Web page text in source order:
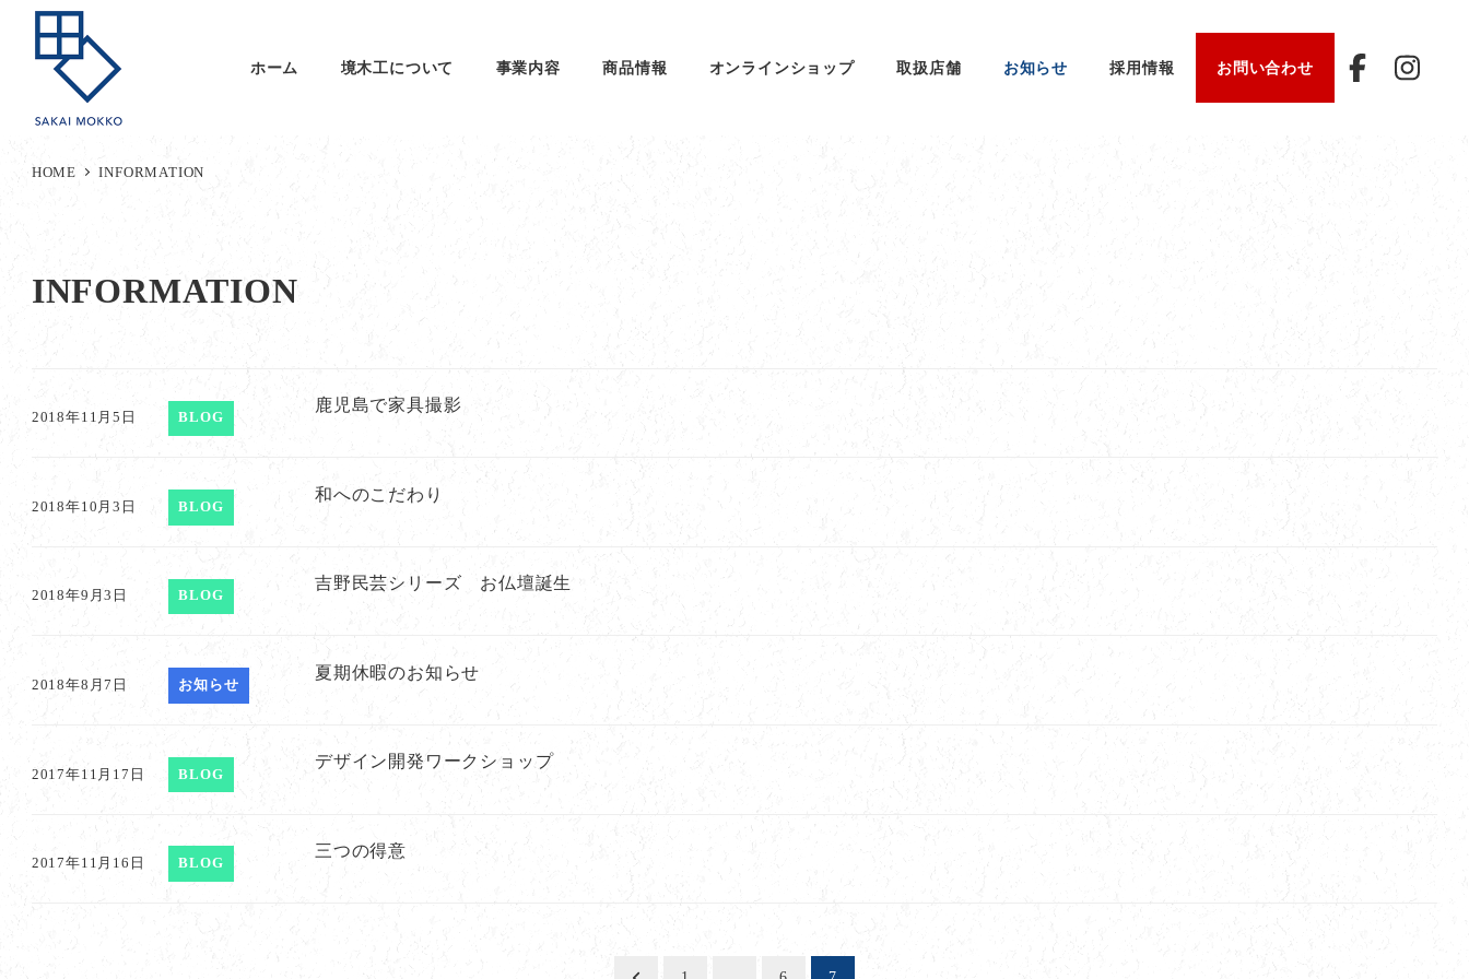
ホーム 境木工について 事業内容 商品情報 オンラインショップ 取扱店舗 お知らせ 採用情報 お問い合わせ
HOME INFORMATION
INFORMATION
鹿児島で家具撮影
2018年11月5日 BLOG
和へのこだわり
2018年10月3日 BLOG
吉野民芸シリーズ お仏壇誕生
2018年9月3日 BLOG
夏期休暇のお知らせ
2018年8月7日 お知らせ
デザイン開発ワークショップ
2017年11月17日 BLOG
三つの得意
2017年11月16日 BLOG